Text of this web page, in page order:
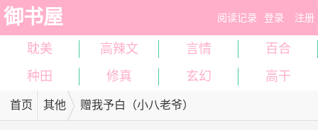
御书屋 阅读记录 登录 注册
耽美 高辣文 言情
百合
种田
修真 玄幻 高干
首页 其他 赠我予白（小八老爷）